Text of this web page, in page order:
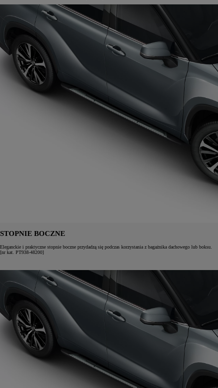
STOPNIE BOCZNE
Eleganckie i praktyczne stopnie boczne przydadzą się podczas korzystania z bagażnika dachowego lub boksu.
[nr kat. PT938-48200]